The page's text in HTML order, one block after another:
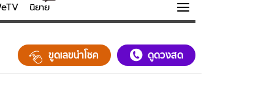
นิยาย
ความรู้รอบตัว
ฮาวทู
ขูดเลขนำโชค ดูดวงสด